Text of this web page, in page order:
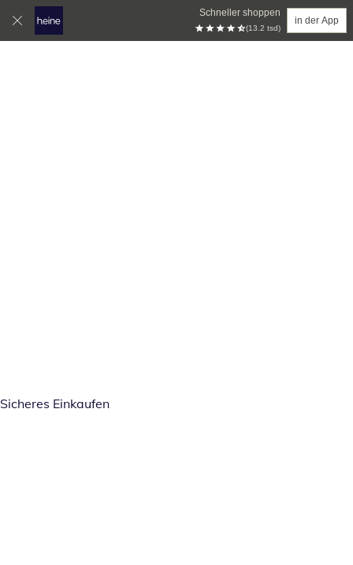
Schneller shoppen
(13.2 tsd)
in der App
Sicheres Einkaufen